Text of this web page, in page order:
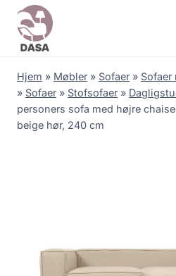
Skip
content
Hjem » Møbler » Sofaer » Sofaer
» Sofaer » Stofsofaer »
personers sofa med højre
beige hør, 240 cm